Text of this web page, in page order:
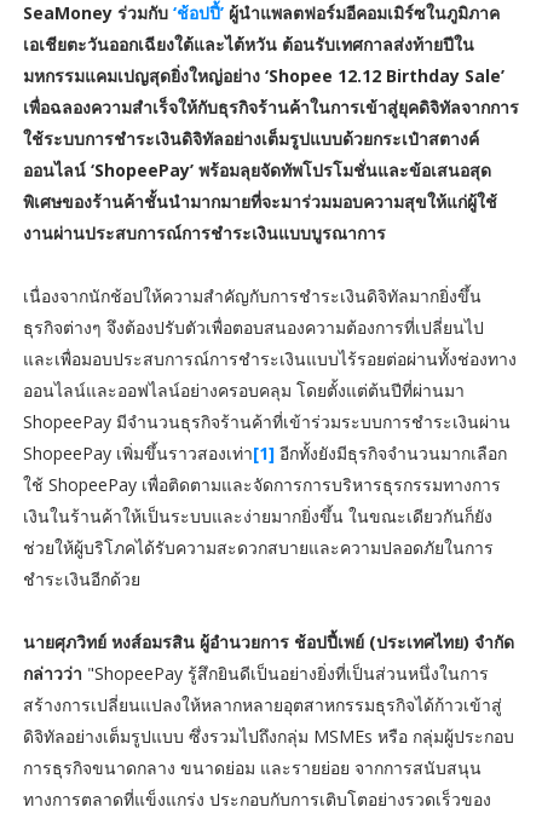
SeaMoney ร่วมกับ ‘ช้อปปี้’ผู้นำแพลตฟอร์มอีคอมเมิร์ซในภูมิภาค
เอเชียตะวันออกเฉียงใต้และไต้หวัน ต้อนรับเทศกาลส่งท้ายปีใน
มหกรรมแคมเปญสุดยิ่งใหญ่อย่าง ‘Shopee 12.12 Birthday Sale’
เพื่อฉลองความสำเร็จให้กับธุรกิจร้านค้าในการเข้าสู่ยุคดิจิทัลจากการ
ใช้ระบบการชำระเงินดิจิทัลอย่างเต็มรูปแบบด้วยกระเป๋าสตางค์
ออนไลน์ ‘ShopeePay’ พร้อมลุยจัดทัพโปรโมชั่นและข้อเสนอสุด
พิเศษของร้านค้าชั้นนำมากมายที่จะมาร่วมมอบความสุขให้แก่ผู้ใช้
งานผ่านประสบการณ์การชำระเงินแบบบูรณาการ
เนื่องจากนักช้อปให้ความสำคัญกับการชำระเงินดิจิทัลมากยิ่งขึ้น
ธุรกิจต่างๆ จึงต้องปรับตัวเพื่อตอบสนองความต้องการที่เปลี่ยนไป
และเพื่อมอบประสบการณ์การชำระเงินแบบไร้รอยต่อผ่านทั้งช่องทาง
ออนไลน์และออฟไลน์อย่างครอบคลุม โดยตั้งแต่ต้นปีที่ผ่านมา
ShopeePay มีจำนวนธุรกิจร้านค้าที่เข้าร่วมระบบการชำระเงินผ่าน
ShopeePay เพิ่มขึ้นราวสองเท่า[1]อีกทั้งยังมีธุรกิจจำนวนมากเลือก
ใช้ ShopeePay เพื่อติดตามและจัดการการบริหารธุรกรรมทางการ
เงินในร้านค้าให้เป็นระบบและง่ายมากยิ่งขึ้น ในขณะเดียวกันก็ยัง
ช่วยให้ผู้บริโภคได้รับความสะดวกสบายและความปลอดภัยในการ
ชำระเงินอีกด้วย
นายศุภวิทย์ หงส์อมรสิน ผู้อำนวยการ ช้อปปี้เพย์ (ประเทศไทย) จำกัด
กล่าวว่า "ShopeePay รู้สึกยินดีเป็นอย่างยิ่งที่เป็นส่วนหนึ่งในการ
สร้างการเปลี่ยนแปลงให้หลากหลายอุตสาหกรรมธุรกิจได้ก้าวเข้าสู่
ดิจิทัลอย่างเต็มรูปแบบ ซึ่งรวมไปถึงกลุ่ม MSMEs หรือ กลุ่มผู้ประกอบ
การธุรกิจขนาดกลาง ขนาดย่อม และรายย่อย จากการสนับสนุน
ทางการตลาดที่แข็งแกร่ง ประกอบกับการเติบโตอย่างรวดเร็วของ